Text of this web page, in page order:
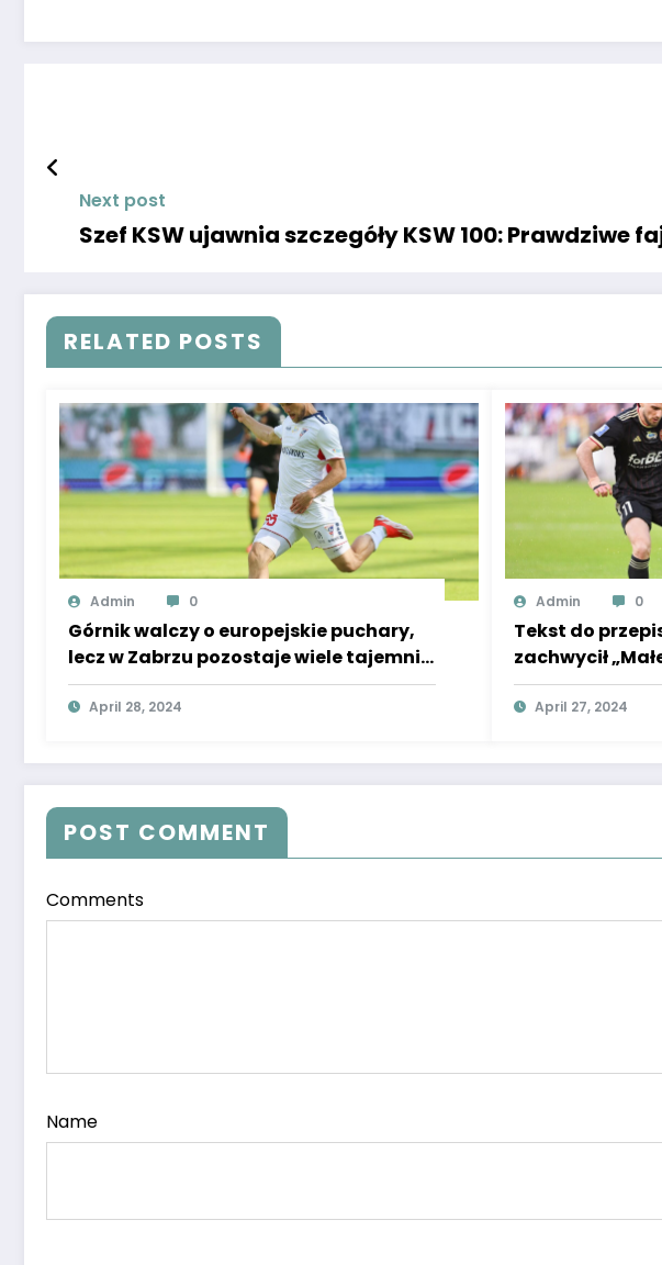
Next post
Szef KSW ujawnia szczegóły KSW 100: Prawdziwe
RELATED POSTS
Admin 0
Górnik walczy o europejskie puchary,
lecz w Zabrzu pozostaje wiele tajemnic.
Rzadka przyszłość pomocnika.
April 28, 2024
Admin 0
Tekst do
zachwycił
oklaskiwała
Lawrence’a
April 27, 2024
POST COMMENT
Comments
Name